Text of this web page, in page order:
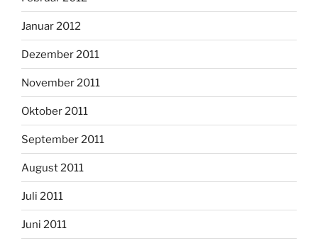
Januar 2012
Dezember 2011
November 2011
Oktober 2011
September 2011
August 2011
Juli 2011
Juni 2011